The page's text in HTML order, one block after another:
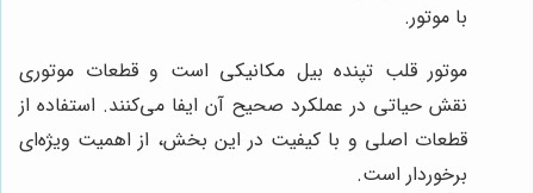
با موتور.
موتور قلب تپنده بیل مکانیکی است و قطعات موتوری
نقش حیاتی در عملکرد صحیح آن ایفا می‌کنند. استفاده از
قطعات اصلی و با کیفیت در این بخش، از اهمیت ویژه‌ای
برخوردار است.